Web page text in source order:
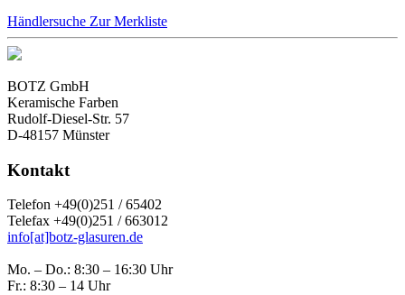
Händlersuche Zur Merkliste
BOTZ GmbH
Keramische Farben
Rudolf-Diesel-Str. 57
D-48157 Münster
Kontakt
Telefon +49(0)251 / 65402
Telefax +49(0)251 / 663012
info[at]botz-glasuren.de
Mo. – Do.: 8:30 – 16:30 Uhr
Fr.: 8:30 – 14 Uhr